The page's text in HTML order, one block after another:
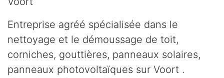
Entreprise agréé spécialisée dans le
nettoyage et le démoussage de toit,
corniches, gouttières, panneaux solaires,
panneaux photovoltaïques sur Voort .